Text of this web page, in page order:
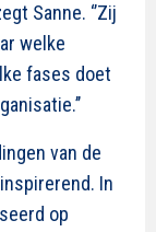
Sanne. ‘’Zij
welke
fases doet
van de
In
op